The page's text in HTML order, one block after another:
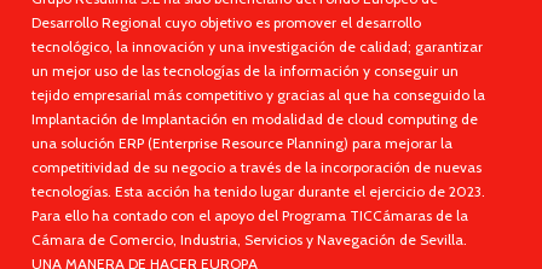
Desarrollo Regional cuyo objetivo es promover el desarrollo
tecnológico, la innovación y una investigación de calidad; garantizar
un mejor uso de las tecnologías de la información y conseguir un
tejido empresarial más competitivo y gracias al que ha conseguido la
Implantación de Implantación en modalidad de cloud computing de
una solución ERP (Enterprise Resource Planning) para mejorar la
competitividad de su negocio a través de la incorporación de nuevas
tecnologías. Esta acción ha tenido lugar durante el ejercicio de 2023.
Para ello ha contado con el apoyo del Programa TICCámaras de la
Cámara de Comercio, Industria, Servicios y Navegación de Sevilla.
UNA MANERA DE HACER EUROPA